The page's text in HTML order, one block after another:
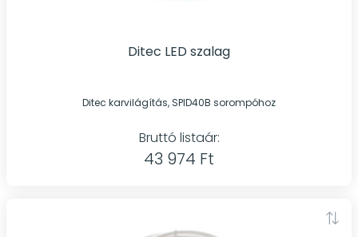
Ditec LED szalag
Ditec karvilágítás, SPID40B sorompóhoz
Bruttó listaár:
43 974 Ft